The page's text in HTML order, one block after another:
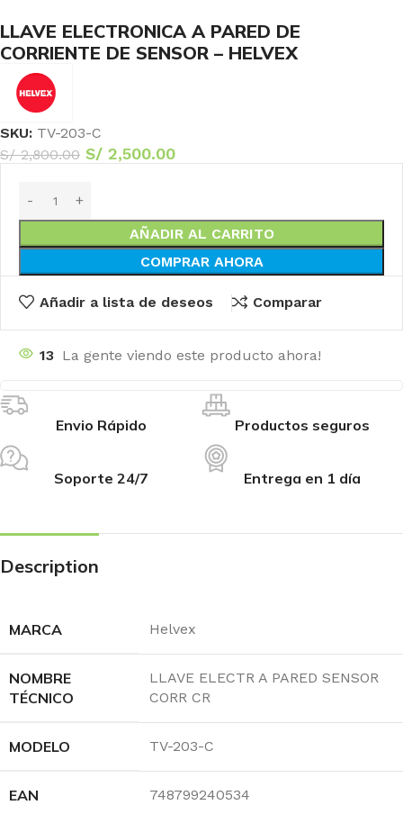
LLAVE ELECTRONICA A PARED DE
CORRIENTE DE SENSOR – HELVEX
SKU: TV-203-C
S/2,800.00 S/ 2,500.00
AÑADIR AL CARRITO
COMPRAR AHORA
Añadir a lista de deseos Comparar
13 La gente viendo este producto ahora!
Envio Rápido Productos seguros
Soporte 24/7 Entrega en 1 día
Description
MARCA Helvex
NOMBRE
TÉCNICO
LLAVE ELECTR A PARED SENSOR
CORR CR
MODELO TV-203-C
EAN 748799240534